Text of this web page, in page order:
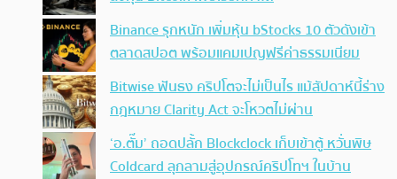
Binance รุกหนัก เพิ่มหุ้น bStocks 10 ตัวดังเข้า
ตลาดสปอต พร้อมแคมเปญฟรีค่าธรรมเนียม
Bitwise ฟันธง คริปโตจะไม่เป็นไร แม้สัปดาห์นี้ร่าง
กฎหมาย Clarity Act จะโหวตไม่ผ่าน
‘อ.ตั๊ม’ ถอดปลั้ก Blockclock เก็บเข้าตู้ หวั่นพิษ
Coldcard ลุกลามสู่อุปกรณ์คริปโทฯ ในบ้าน